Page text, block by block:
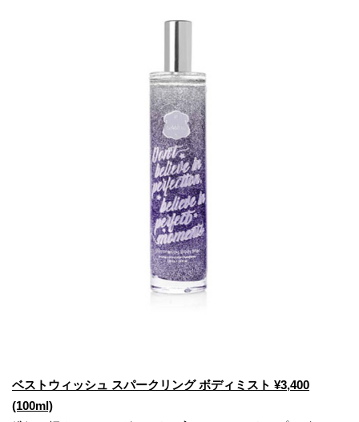
ベストウィッシュ スパークリング ボディミスト ¥3,400
(100ml)